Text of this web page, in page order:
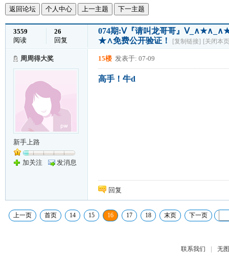
返回论坛 个人中心 上一主题 下一主题
3559
阅读
26
回复
074期:Ⅴ『请叫龙哥哥』
★∧免费公开验证！
[复制链接] [关闭本
周周得大奖
新手上路
加关注 发消息
15楼 发表于: 07-09
高手！牛d
回复
上一页 首页 14 15 16 17 18 末页 下一页
联系我们 | 无